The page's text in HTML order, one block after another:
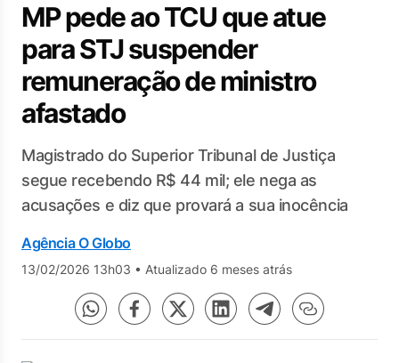
MP pede ao TCU que atue
para STJ suspender
remuneração de ministro
afastado
Magistrado do Superior Tribunal de Justiça
segue recebendo R$ 44 mil; ele nega as
acusações e diz que provará a sua inocência
Agência O Globo
13/02/2026 13h03 • Atualizado 6 meses atrás